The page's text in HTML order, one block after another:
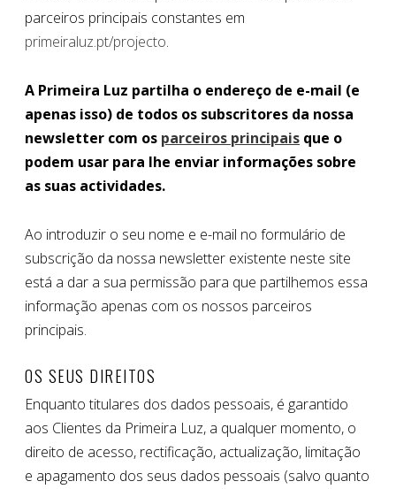
parceiros principais constantes em
primeiraluz.pt/projecto.
A Primeira Luz partilha o endereço de e-mail (e
apenas isso) de todos os subscritores da nossa
newsletter com os parceiros principais que o
podem usar para lhe enviar informações sobre
as suas actividades.
Ao introduzir o seu nome e e-mail no formulário de
subscrição da nossa newsletter existente neste site
está a dar a sua permissão para que partilhemos essa
informação apenas com os nossos parceiros
principais.
OS SEUS DIREITOS
Enquanto titulares dos dados pessoais, é garantido
aos Clientes da Primeira Luz, a qualquer momento, o
direito de acesso, rectificação, actualização, limitação
e apagamento dos seus dados pessoais (salvo quanto